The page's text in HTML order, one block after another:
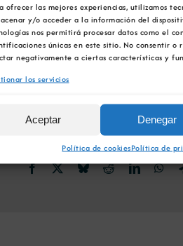
ofrecer las mejores experiencias, utilizamos
y/o acceder a la información del
nos permitirá procesar datos como el
únicas en este sitio. No consentir o
negativamente a ciertas características y
los servicios
Aceptar Denegar
Política de cookiesPolítica de
Facebook
X BlueskyRedditLinkedIn